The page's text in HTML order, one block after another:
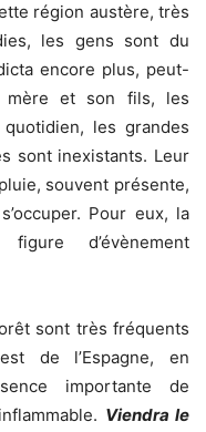
région austère, très
les gens sont du
encore plus, peut-
mère et son fils, les
les grandes
sont inexistants. Leur
souvent présente,
Pour eux, la
d’évènement
sont très fréquents
de l’Espagne, en
importante de
Viendra le